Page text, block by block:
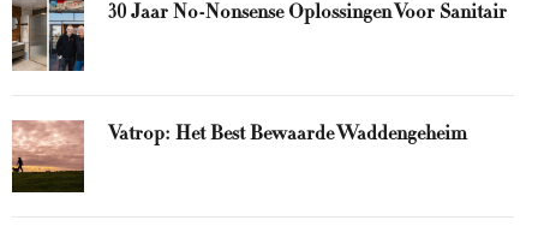
30 Jaar No-Nonsense Oplossingen Voor Sanitair
Vatrop: Het Best Bewaarde Waddengeheim